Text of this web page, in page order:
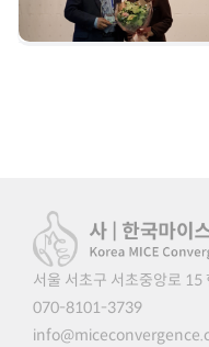
서울 서초구 서초중앙로
070-8101-3739